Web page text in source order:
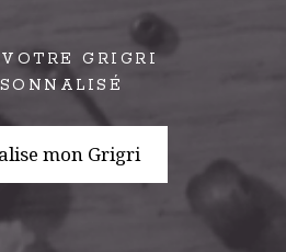
GRIGRI
mon Grigri